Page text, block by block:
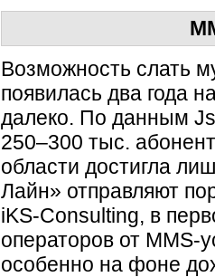
Возможность слать
появилась два года
далеко. По данным
250–300 тыс.
области достигла
Лайн» отправляют
iKS-Consulting, в
операторов от MMS-
особенно на фоне